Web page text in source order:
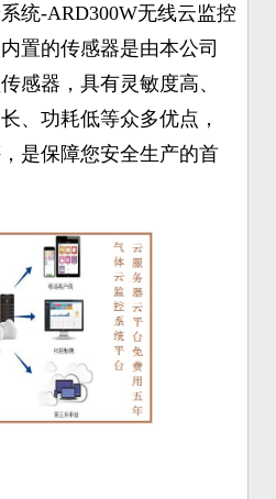
统-ARD300W无线云监控
置的传感器是由本公司
感器，具有灵敏度高、
、功耗低等众多优点，
是保障您安全生产的首